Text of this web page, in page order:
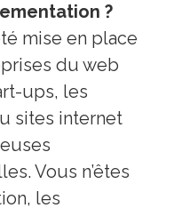
?
mise en place
du web
ups, les
sites internet
Vous n’êtes
les